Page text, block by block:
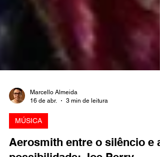
Marcello Almeida
16 de abr.
MÚSICA